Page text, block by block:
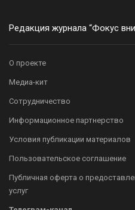
Редакция журнала “Фокус
О проекте
Медиа-кит
Сотрудничество
Информационное партнерство
Условия публикации материалов
Пользовательское соглашение
Публичная оферта о
услуг